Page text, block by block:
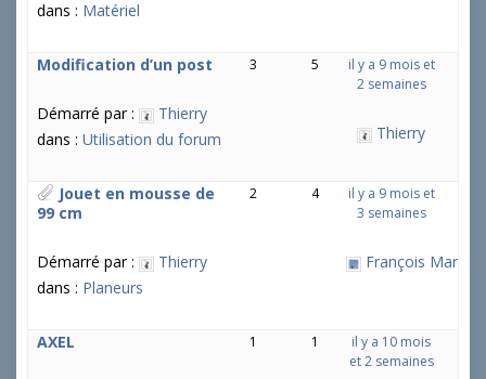
dans : Matériel
Modification d’un post
Démarré par :
Thierry
dans : Utilisation du forum
3 5
il y a 9 mois et
2 semaines
Thierry
Jouet en mousse de
99 cm
Démarré par :
Thierry
dans : Planeurs
2 4
il y a 9 mois et
3 semaines
François Martin
AXEL 1 1
il y a 10 mois
et 2 semaines